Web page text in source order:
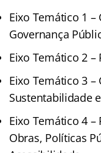
Eixo Temático 1
Governança
Eixo Temático 2
Eixo Temático 3
Sustentabilidade
Eixo Temático 4
Obras, Políticas